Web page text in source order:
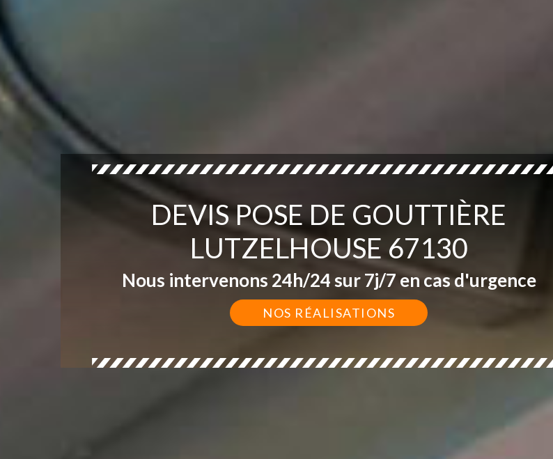
DEVIS POSE DE GOUTTIÈRE
LUTZELHOUSE 67130
Nous intervenons 24h/24 sur 7j/7 en cas d'urgence
NOS RÉALISATIONS